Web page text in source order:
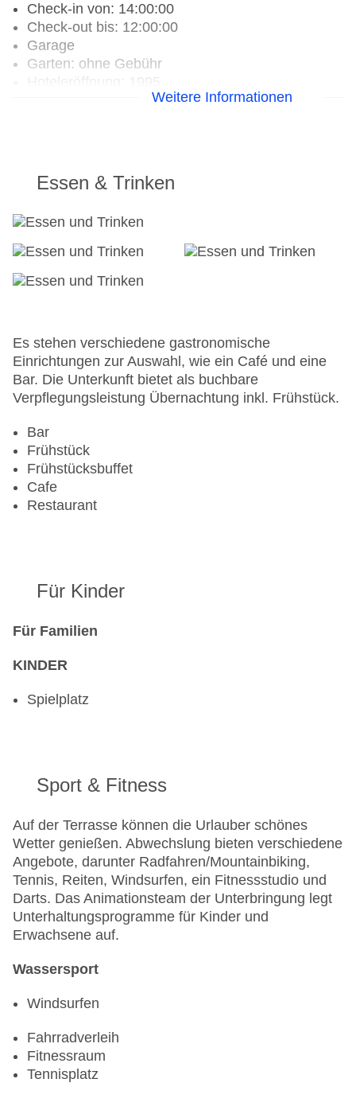
Check-in von: 14:00:00
Check-out bis: 12:00:00
Garage
Garten: ohne Gebühr
Hoteleröffnung: 1995
Gesamtanzahl der Stockwerke: 2
Gesamtanzahl der Zimmer: 20
Landeskategorie: 2 Sterne
Weitere Informationen
Essen & Trinken
Es stehen verschiedene gastronomische
Einrichtungen zur Auswahl, wie ein Café und eine
Bar. Die Unterkunft bietet als buchbare
Verpflegungsleistung Übernachtung inkl. Frühstück.
Bar
Frühstück
Frühstücksbuffet
Cafe
Restaurant
Für Kinder
Für Familien
KINDER
Spielplatz
Sport & Fitness
Auf der Terrasse können die Urlauber schönes
Wetter genießen. Abwechslung bieten verschiedene
Angebote, darunter Radfahren/Mountainbiking,
Tennis, Reiten, Windsurfen, ein Fitnessstudio und
Darts. Das Animationsteam der Unterbringung legt
Unterhaltungsprogramme für Kinder und
Erwachsene auf.
Wassersport
Windsurfen
Fahrradverleih
Fitnessraum
Tennisplatz